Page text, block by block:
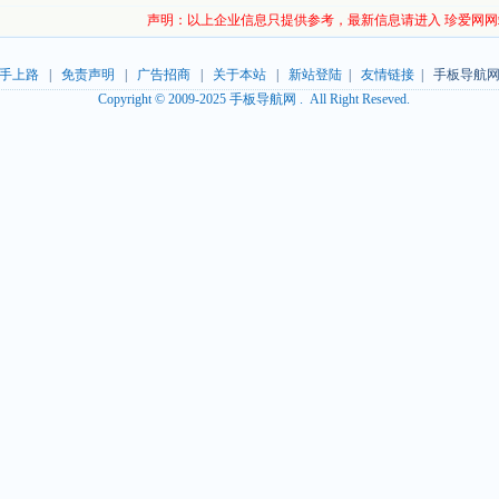
声明：以上企业信息只提供参考，最新信息请进入 珍爱网网
上路| 免责声明 广告招商| 关于本站| 新站登陆| 友情链接| 手板导航
Copyright © 2009-2025 手板导航网 . All Right Reseved.